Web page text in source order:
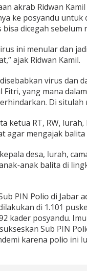
akrab Ridwan
ke posyandu
dicegah sebelum
ini menular dan
ajak Ridwan Kamil.
virus dan
Fitri, yang mana
Di
ketua RT, RW,
agar mengajak
kepala desa, lurah,
anak balita di
PIN Polio di Jabar
di 1.101
kader posyandu.
Sub PIN
karena polio ini